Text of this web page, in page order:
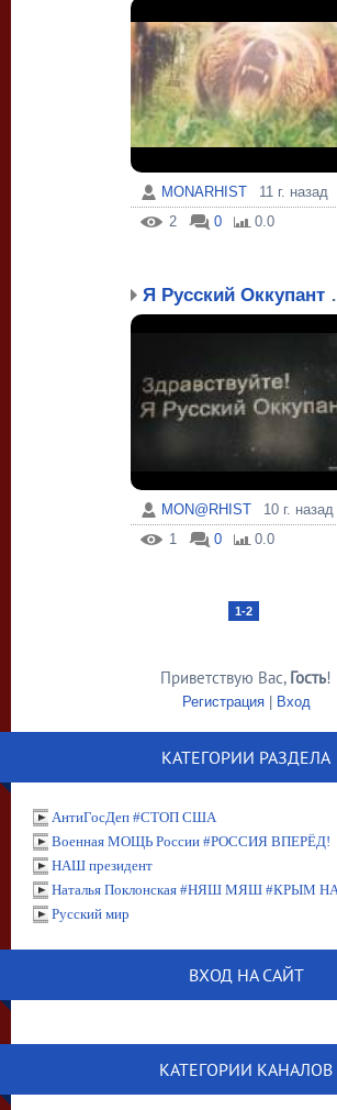
MONARHIST
11 г. назад
2
0 0.0
Я
MON@RHIST
10 г. назад
1
0 0.0
1-2
Приветствую Вас, Гость!
Регистрация| Вход
КАТЕГОРИИ РАЗДЕЛА
АнтиГосДеп #СТОП США
Военная МОЩЬ России #РОССИЯ ВПЕРЁД!
НАШ президент
Наталья Поклонская #НЯШ МЯШ #КРЫМ
Русский мир
ВХОД НА САЙТ
КАТЕГОРИИ КАНАЛОВ